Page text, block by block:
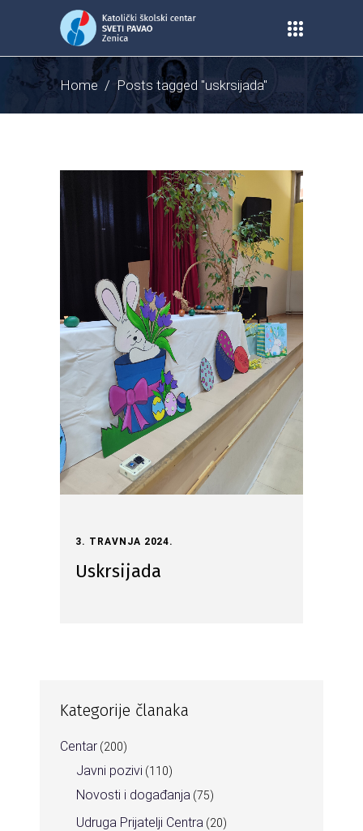
Home/Posts tagged "uskrsijada"
3. TRAVNJA 2024.
Uskrsijada
Kategorije članaka
Centar (200)
Javni pozivi (110)
Novosti i događanja (75)
Udruga Prijatelji Centra (20)